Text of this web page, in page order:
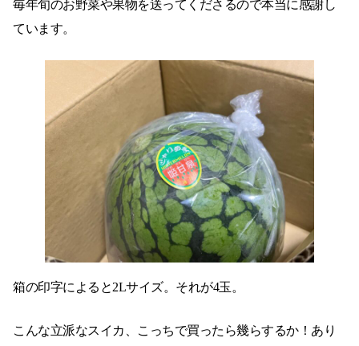
毎年旬のお野菜や果物を送ってくださるので本当に感謝し
ています。
箱の印字によると2Lサイズ。それが4玉。
こんな立派なスイカ、こっちで買ったら幾らするか！あり